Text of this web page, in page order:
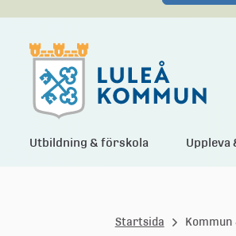
L
Utbildning & förskola Uppleva
Startsida